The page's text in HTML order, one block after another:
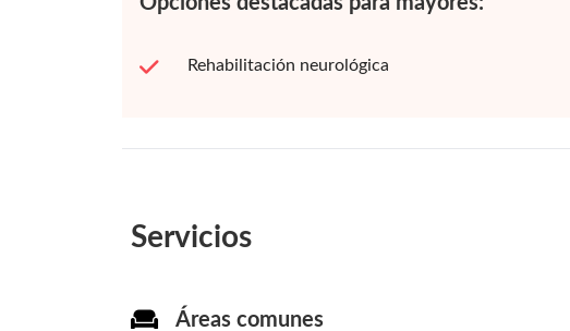
Rehabilitación neurológica
Servicios
Áreas comunes